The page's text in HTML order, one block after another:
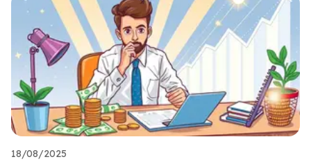
18/08/2025